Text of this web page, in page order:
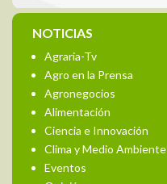
NOTICIAS
Agraria-Tv
Agro en la Prensa
Agronegocios
Alimentación
Ciencia e Innovación
Clima y Medio Ambiente
Eventos